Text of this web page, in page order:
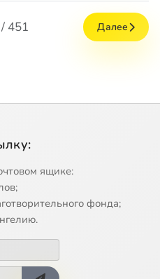
451 Далее
ящике:
фонда;